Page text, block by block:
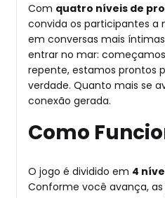
Com quatro níveis de
convida os participantes a
em conversas mais
entrar no mar:
repente, estamos prontos
verdade. Quanto mais se
conexão gerada.
Como
O jogo é dividido em 4
Conforme você avança,